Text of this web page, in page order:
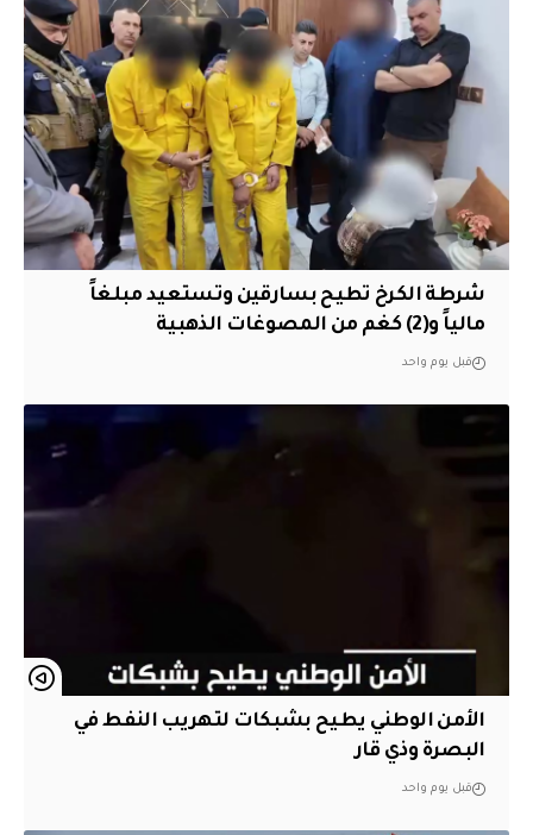
شرطة الكرخ تطيح بسارقين وتستعيد مبلغاً
مالياً و(2) كغم من المصوغات الذهبية
قبل يوم واحد
الأمن الوطني يطيح بشبكات لتهريب النفط في
البصرة وذي قار
قبل يوم واحد